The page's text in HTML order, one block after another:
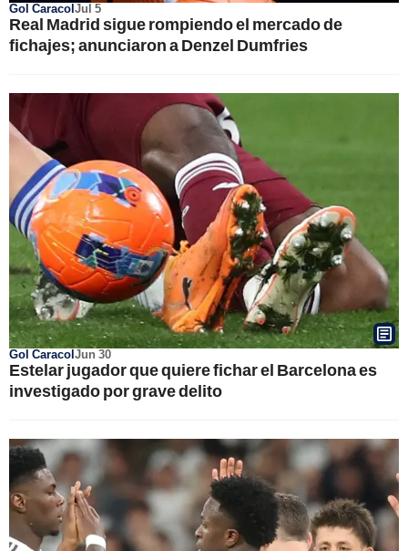
Gol CaracolJul 5
Real Madrid sigue rompiendo el mercado de
fichajes; anunciaron a Denzel Dumfries
Gol CaracolJun 30
Estelar jugador que quiere fichar el Barcelona es
investigado por grave delito